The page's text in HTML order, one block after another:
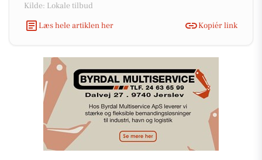
Kilde: Lokale tilbud
Læs hele artiklen her
Kopiér link